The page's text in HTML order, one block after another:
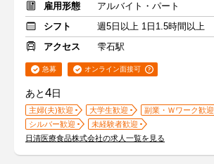
雇用形態
アルバイト・パート
シフト
週5日以上 1日1.5時間以上
アクセス
雫石駅
急募 オンライン面接可
あと4日
主婦(夫)歓迎 大学生歓迎
副業・Ｗワーク歓迎
シルバー歓迎
未経験者歓迎
日清医療食品株式会社の求人一覧を見る